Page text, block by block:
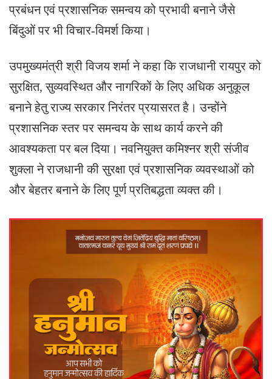
प्रबंधन एवं प्रशासनिक समन्वय को प्रभावी बनाने जैसे
बिंदुओं पर भी विचार-विमर्श किया।
उपमुख्यमंत्री श्री विजय शर्मा ने कहा कि राजधानी रायपुर को
सुरक्षित, सुव्यवस्थित और नागरिकों के लिए अधिक अनुकूल
बनाने हेतु राज्य सरकार निरंतर प्रयासरत है। उन्होंने
प्रशासनिक स्तर पर समन्वय के साथ कार्य करने की
आवश्यकता पर बल दिया। नवनियुक्त कमिश्नर श्री संजीव
शुक्ला ने राजधानी की सुरक्षा एवं प्रशासनिक व्यवस्थाओं को
और बेहतर बनाने के लिए पूर्ण प्रतिबद्धता व्यक्त की।